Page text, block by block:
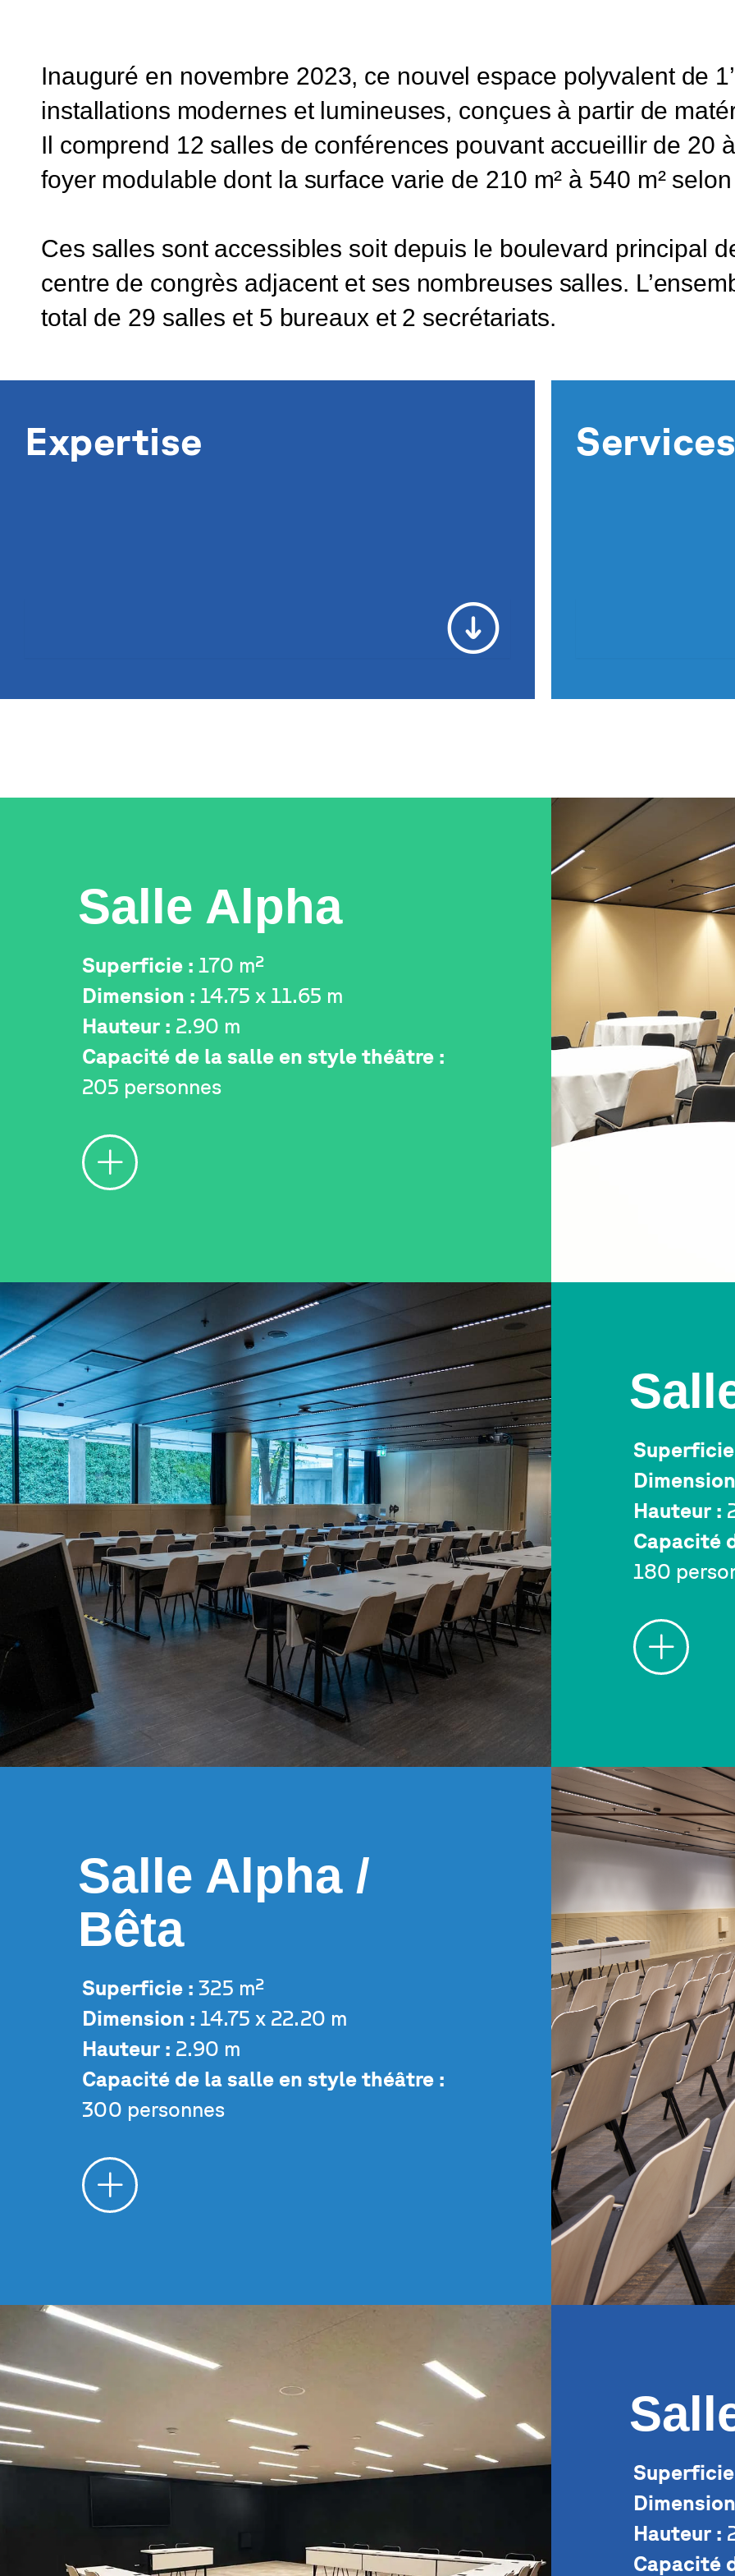
Inauguré en novembre 2023, ce nouvel espace polyvalent de
installations modernes et lumineuses, conçues à partir de
Il comprend 12 salles de conférences pouvant accueillir de 20
foyer modulable dont la surface varie de 210 m² à 540 m²
Ces salles sont accessibles soit depuis le boulevard principal
centre de congrès adjacent et ses nombreuses salles.
total de 29 salles et 5 bureaux et 2 secrétariats.
Expertise Services
Salle Alpha
Superficie : 170 m²
Dimension : 14.75 x 11.65 m
Hauteur : 2.90 m
Capacité de la salle en style théâtre :
205 personnes
Hauteur :
Capacité
180
Salle Alpha /
Bêta
Superficie : 325 m²
Dimension : 14.75 x 22.20 m
Hauteur : 2.90 m
Capacité de la salle en style théâtre :
300 personnes
Hauteur :
Capacité